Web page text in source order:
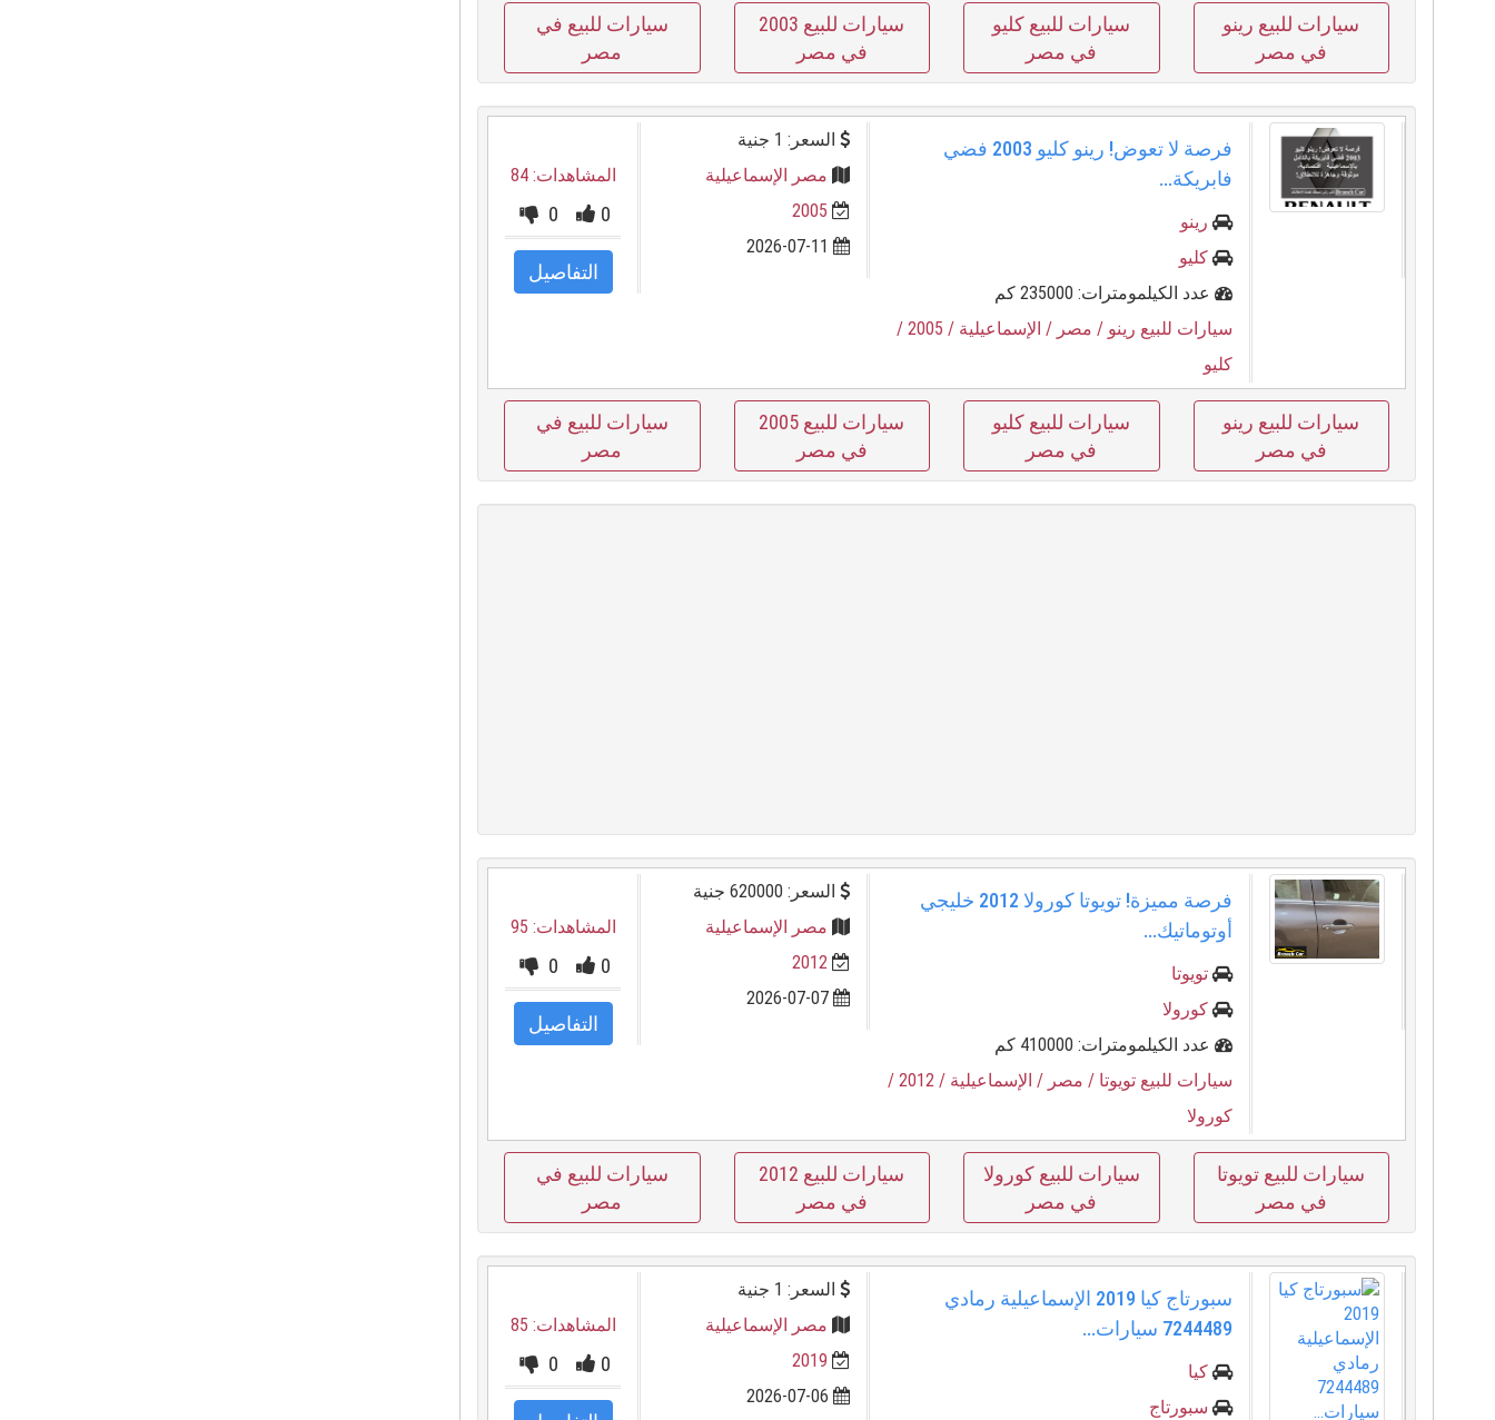
سيارات للبيع رينو
في مصر
سيارات للبيع كليو
في مصر
سيارات للبيع 2003
في مصر
سيارات للبيع في
مصر
فرصة لا تعوض! رينو كليو 2003 فضي
فابريكة...
رينو
كليو
عدد الكيلمومترات: 235000 كم
سيارات للبيع رينو / مصر / الإسماعيلية / 2005
/
كليو
السعر: 1 جنية
مصر الإسماعيلية
2005
2026-07-11
المشاهدات: 84
0
0
التفاصيل
سيارات للبيع رينو
في مصر
سيارات للبيع كليو
في مصر
سيارات للبيع 2005
في مصر
سيارات للبيع في
مصر
فرصة مميزة! تويوتا كورولا 2012 خليجي
أوتوماتيك...
تويوتا
كورولا
عدد الكيلمومترات: 410000 كم
سيارات للبيع تويوتا / مصر / الإسماعيلية / 2012
/
كورولا
السعر: 620000 جنية
مصر الإسماعيلية
2012
2026-07-07
المشاهدات: 95
0
0
التفاصيل
سيارات للبيع تويوتا
في مصر
سيارات للبيع كورولا
في مصر
سيارات للبيع 2012
في مصر
سيارات للبيع في
مصر
سبورتاج كيا 2019 الإسماعيلية رمادي
7244489 سيارات...
كيا
سبورتاج
السعر: 1 جنية
مصر الإسماعيلية
2019
2026-07-06
المشاهدات: 85
0
0